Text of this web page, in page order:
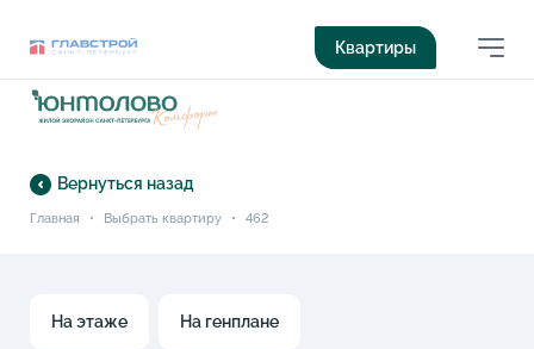
Квартиры
Вернуться назад
Главная • Выбрать квартиру • 462
На этаже На генплане